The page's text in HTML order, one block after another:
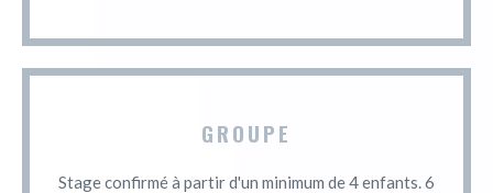
GROUPE
Stage confirmé à partir d'un minimum de 4 enfants. 6